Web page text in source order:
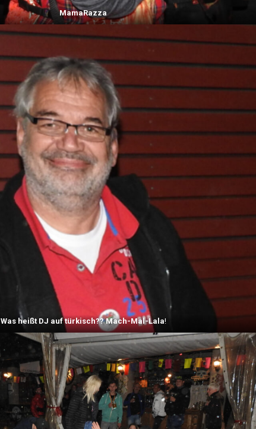
MamaRazza
Was heißt DJ auf türkisch?? Mach-Mal-Lala!